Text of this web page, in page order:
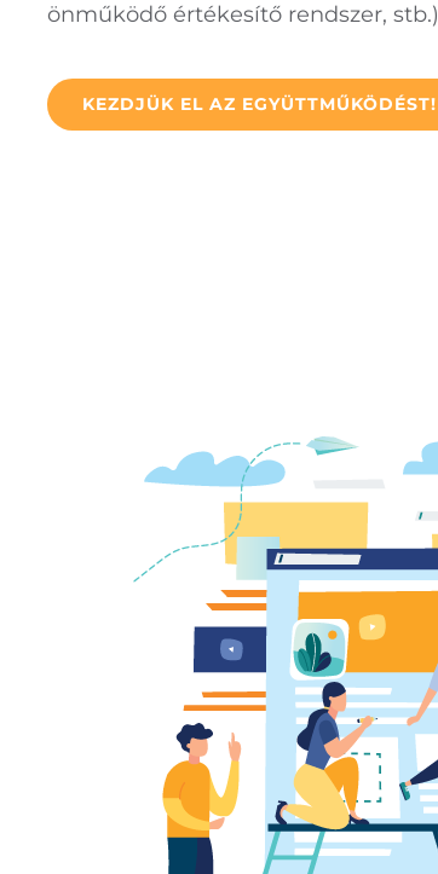
önműködő értékesítő rendszer, stb.)
KEZDJÜK EL AZ EGYÜTTMŰKÖDÉST!